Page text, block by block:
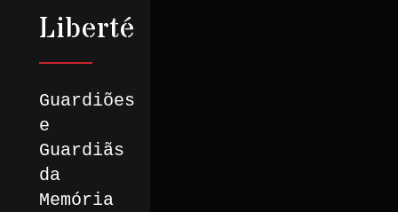
Liberté
Guardiões
e
Guardiãs
da
Memória